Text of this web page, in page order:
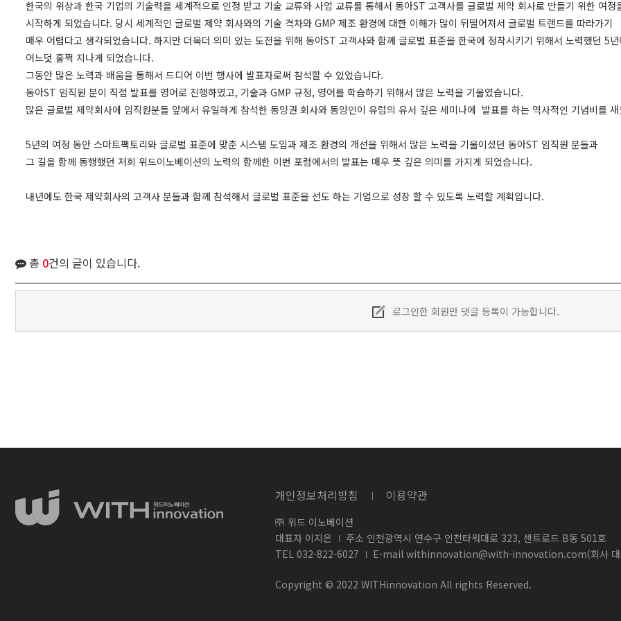
한국의 위상과 한국 기업의 기술력을 세계적으로 인정 받고 기술 교류와 사업 교류를 통해서 동아ST 고객사를 글로벌 제약 회사로 만들기 위한 여정
시작하게 되었습니다. 당시 세계적인 글로벌 제약 회사와의 기술 격차와 GMP 제조 환경에 대한 이해가 많이 뒤떨어져서 글로벌 트랜드를 따라가기
매우 어렵다고 생각되었습니다. 하지만 더욱더 의미 있는 도전을 위해 동아ST 고객사와 함께 글로벌 표준을 한국에 정착시키기 위해서 노력했던 5년
어느덧 훌쩍 지나게 되었습니다.
그동안 많은 노력과 배움을 통해서 드디어 이번 행사에 발표자로써 참석할 수 있었습니다.
동아ST 임직원 분이 직접 발표를 영어로 진행하였고, 기술과 GMP 규정, 영어를 학습하기 위해서 많은 노력을 기울였습니다.
많은 글로벌 제약회사에 임직원분들 앞에서 유일하게 참석한 동양권 회사와 동양인이 유럽의 유서 깊은 세미나에 발표를 하는 역사적인 기념비를
5년의 여정 동안 스마트팩토리와 글로벌 표준에 맞춘 시스템 도입과 제조 환경의 개선을 위해서 많은 노력을 기울이셨던 동아ST 임직원 분들과
그 길을 함께 동행했던 저희 위드이노베이션의 노력의 함께한 이번 포럼에서의 발표는 매우 뜻 깊은 의미를 가지게 되었습니다.
내년에도 한국 제약회사의 고객사 분들과 함께 참석해서 글로벌 표준을 선도 하는 기업으로 성장 할 수 있도록 노력할 계획입니다.
총 0건의 글이 있습니다.
로그인한 회원만 댓글 등록이 가능합니다.
개인정보처리방침 이용약관
㈜ 위드 이노베이션
대표자 이지은
주소 인천광역시 연수구 인천타워대로 323, 센트로드 B동 501호
TEL 032-822-6027
E-mail withinnovation@with-innovation.com(회사 대
Copyright © 2022 WITHinnovation All rights Reserved.